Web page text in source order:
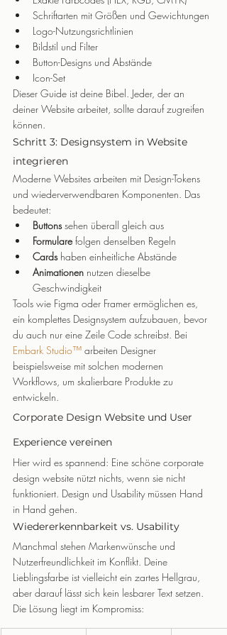
Schriftarten mit Größen und Gewichtungen
Logo-Nutzungsrichtlinien
Bildstil und Filter
Button-Designs und Abstände
Icon-Set
Dieser Guide ist deine Bibel. Jeder, der an
deiner Website arbeitet, sollte darauf zugreifen
können.
Schritt 3: Designsystem in Website
integrieren
Moderne Websites arbeiten mit Design-Tokens
und wiederverwendbaren Komponenten. Das
bedeutet:
Buttons sehen überall gleich aus
Formulare folgen denselben Regeln
Cards haben einheitliche Abstände
Animationen nutzen dieselbe
Geschwindigkeit
Tools wie Figma oder Framer ermöglichen es,
ein komplettes Designsystem aufzubauen, bevor
du auch nur eine Zeile Code schreibst. Bei
Embark Studio™ arbeiten Designer
beispielsweise mit solchen modernen
Workflows, um skalierbare Produkte zu
entwickeln.
Corporate Design Website und User
Experience vereinen
Hier wird es spannend: Eine schöne corporate
design website nützt nichts, wenn sie nicht
funktioniert. Design und Usability müssen Hand
in Hand gehen.
Wiedererkennbarkeit vs. Usability
Manchmal stehen Markenwünsche und
Nutzerfreundlichkeit im Konflikt. Deine
Lieblingsfarbe ist vielleicht ein zartes Hellgrau,
aber darauf lässt sich kein lesbarer Text setzen.
Die Lösung liegt im Kompromiss: